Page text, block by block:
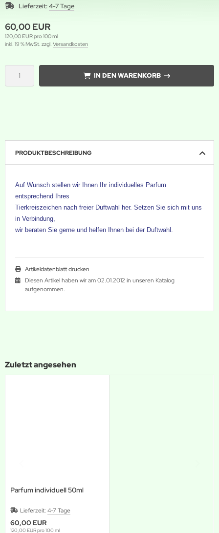
Lieferzeit:4-7 Tage
60,00 EUR
120,00 EUR pro 100 ml
inkl. 19 % MwSt. zzgl. Versandkosten
IN DEN WARENKORB
PRODUKTBESCHREIBUNG
Auf Wunsch stellen wir Ihnen Ihr individuelles Parfum
entsprechend Ihres
Tierkreiszeichen nach freier Duftwahl her. Setzen Sie sich mit uns
in Verbindung,
wir beraten Sie gerne und helfen Ihnen bei der Duftwahl.
Artikeldatenblatt drucken
Diesen Artikel haben wir am 02.01.2012 in unseren Katalog
aufgenommen.
Zuletzt angesehen
Parfum individuell 50ml
Lieferzeit: 4-7 Tage
60,00 EUR
120,00 EUR pro 100 ml